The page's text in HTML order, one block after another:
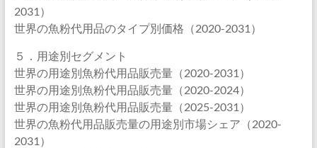
2031）
世界の魚粉代用品のタイプ別価格（2020-2031）
５．用途別セグメント
世界の用途別魚粉代用品販売量（2020-2031）
世界の用途別魚粉代用品販売量（2020-2024）
世界の用途別魚粉代用品販売量（2025-2031）
世界の魚粉代用品販売量の用途別市場シェア（2020-
2031）